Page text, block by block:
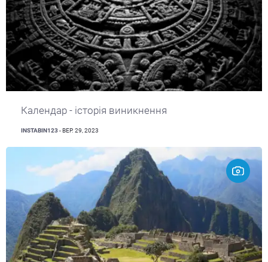
Календар - історія виникнення
INSTABIN123 - ВЕР. 29, 2023